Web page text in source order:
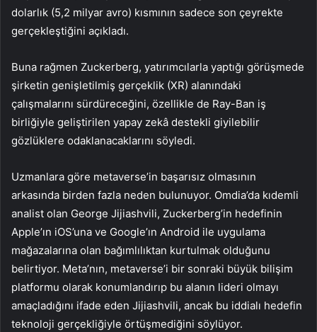
dolarlık (5,2 milyar avro) kısmının sadece son çeyrekte
gerçekleştiğini açıkladı.
Buna rağmen Zuckerberg, yatırımcılarla yaptığı görüşmede
şirketin genişletilmiş gerçeklik (XR) alanındaki
çalışmalarını sürdüreceğini, özellikle de Ray-Ban iş
birliğiyle geliştirilen yapay zekâ destekli giyilebilir
gözlüklere odaklanacaklarını söyledi.
Uzmanlara göre metaverse’in başarısız olmasının
arkasında birden fazla neden bulunuyor. Omdia’da kıdemli
analist olan George Jijiashvili, Zuckerberg’in hedefinin
Apple’ın iOS’una ve Google’ın Android ile uygulama
mağazalarına olan bağımlılıktan kurtulmak olduğunu
belirtiyor. Meta’nın, metaverse’i bir sonraki büyük bilişim
platformu olarak konumlandırıp bu alanın lideri olmayı
amaçladığını ifade eden Jijiashvili, ancak bu iddialı hedefin
teknoloji gerçekliğiyle örtüşmediğini söylüyor.